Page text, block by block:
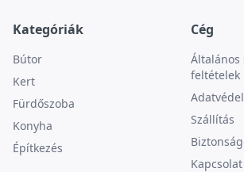
Kategóriák
Bútor
Kert
Fürdőszoba
Konyha
Építkezés
Cég
Általános
feltételek
Szállítás
Kapcsolat